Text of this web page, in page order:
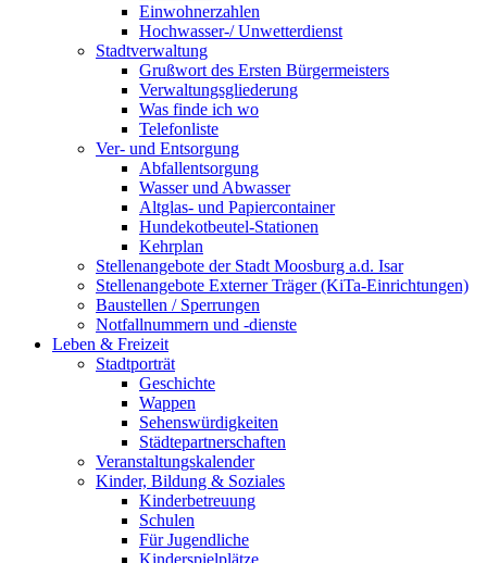
Einwohnerzahlen
Hochwasser-/ Unwetterdienst
Stadtverwaltung
Grußwort des Ersten Bürgermeisters
Verwaltungsgliederung
Was finde ich wo
Telefonliste
Ver- und Entsorgung
Abfallentsorgung
Wasser und Abwasser
Altglas- und Papiercontainer
Hundekotbeutel-Stationen
Kehrplan
Stellenangebote der Stadt Moosburg a.d. Isar
Stellenangebote Externer Träger (KiTa-Einrichtungen)
Baustellen / Sperrungen
Notfallnummern und -dienste
Leben & Freizeit
Stadtporträt
Geschichte
Wappen
Sehenswürdigkeiten
Städtepartnerschaften
Veranstaltungskalender
Kinder, Bildung & Soziales
Kinderbetreuung
Schulen
Für Jugendliche
Kinderspielplätze